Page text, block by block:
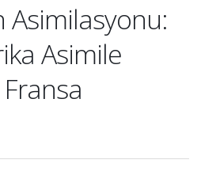
Asimilasyonu:
Asimile